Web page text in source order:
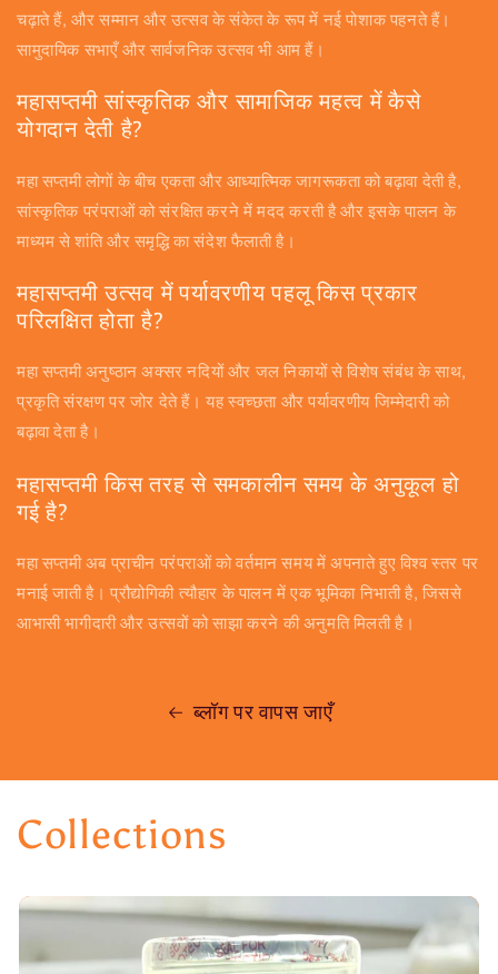
चढ़ाते हैं, और सम्मान और उत्सव के संकेत के रूप में नई पोशाक पहनते हैं।
सामुदायिक सभाएँ और सार्वजनिक उत्सव भी आम हैं।
महासप्तमी सांस्कृतिक और सामाजिक महत्व में कैसे
योगदान देती है?
महा सप्तमी लोगों के बीच एकता और आध्यात्मिक जागरूकता को बढ़ावा देती है,
सांस्कृतिक परंपराओं को संरक्षित करने में मदद करती है और इसके पालन के
माध्यम से शांति और समृद्धि का संदेश फैलाती है।
महासप्तमी उत्सव में पर्यावरणीय पहलू किस प्रकार
परिलक्षित होता है?
महा सप्तमी अनुष्ठान अक्सर नदियों और जल निकायों से विशेष संबंध के साथ,
प्रकृति संरक्षण पर जोर देते हैं। यह स्वच्छता और पर्यावरणीय जिम्मेदारी को
बढ़ावा देता है।
महासप्तमी किस तरह से समकालीन समय के अनुकूल हो
गई है?
महा सप्तमी अब प्राचीन परंपराओं को वर्तमान समय में अपनाते हुए विश्व स्तर पर
मनाई जाती है। प्रौद्योगिकी त्यौहार के पालन में एक भूमिका निभाती है, जिससे
आभासी भागीदारी और उत्सवों को साझा करने की अनुमति मिलती है।
ब्लॉग पर वापस जाएँ
Collections